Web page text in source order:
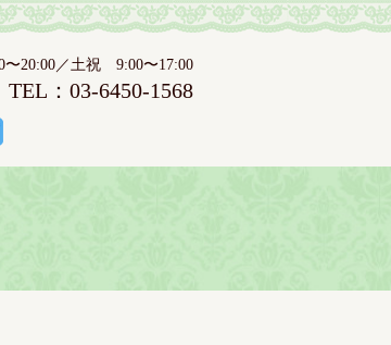
20:00／土祝 9:00〜17:00
TEL：03-6450-1568